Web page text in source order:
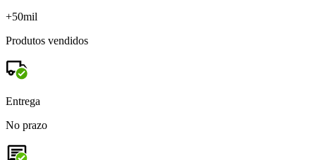
+50mil
Produtos vendidos
Entrega
No prazo